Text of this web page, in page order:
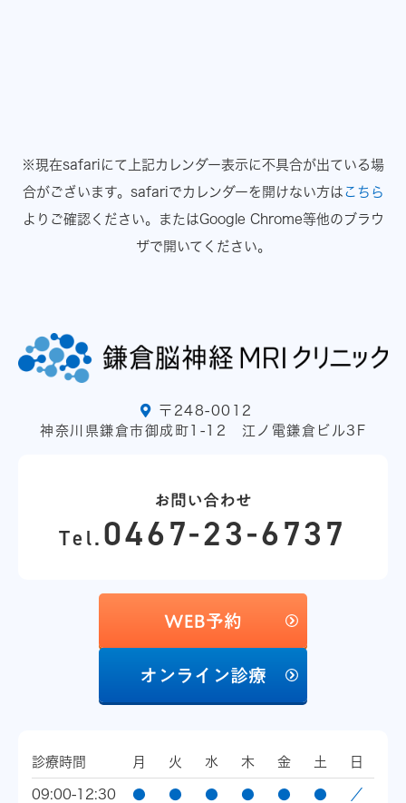
※現在safariにて上記カレンダー表示に不具合が出ている場
合がございます。 safariでカレンダーを開けない方は こちら
よりご確認ください。
またはGoogle Chrome等他のブラウ
ザで開いてください。
〒248-0012
神奈川県鎌倉市御成町1-12 江ノ電鎌倉ビル3F
お問い合わせ
Tel. 0467-23-6737
WEB予約
オンライン診療
診療時間 月 火 水 木 金 土 日
09:00-12:30 ● ● ● ● ● ● ／